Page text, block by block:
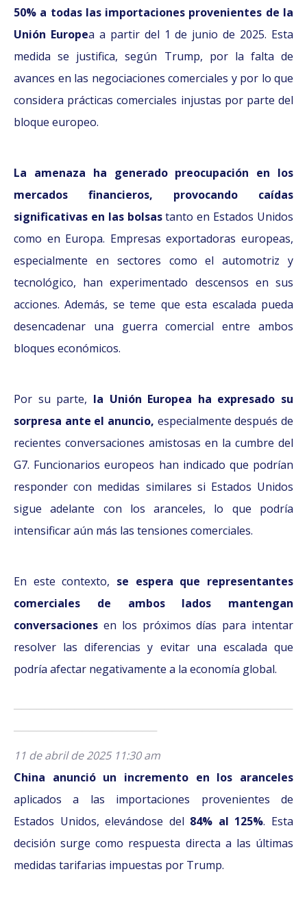
50% a todas las importaciones provenientes de la
Unión Europea a partir del 1 de junio de 2025. Esta
medida se justifica, según Trump, por la falta de
avances en las negociaciones comerciales y por lo que
considera prácticas comerciales injustas por parte del
bloque europeo.
La amenaza ha generado preocupación en los
mercados financieros, provocando caídas
significativas en las bolsastanto en Estados Unidos
como en Europa. Empresas exportadoras europeas,
especialmente en sectores como el automotriz y
tecnológico, han experimentado descensos en sus
acciones. Además, se teme que esta escalada pueda
desencadenar una guerra comercial entre ambos
bloques económicos.
Por su parte, la Unión Europea ha expresado su
sorpresa ante el anuncio, especialmente después de
recientes conversaciones amistosas en la cumbre del
G7. Funcionarios europeos han indicado que podrían
responder con medidas similares si Estados Unidos
sigue adelante con los aranceles, lo que podría
intensificar aún más las tensiones comerciales.
En este contexto, se espera que representantes
comerciales de ambos lados mantengan
conversaciones en los próximos días para intentar
resolver las diferencias y evitar una escalada que
podría afectar negativamente a la economía global.
─────────────────────────────────────
───────────────────
11 de abril de 2025 11:30 am
China anunció un incremento en los aranceles
aplicados a las importaciones provenientes de
Estados Unidos, elevándose del 84% al 125%. Esta
decisión surge como respuesta directa a las últimas
medidas tarifarias impuestas por Trump.